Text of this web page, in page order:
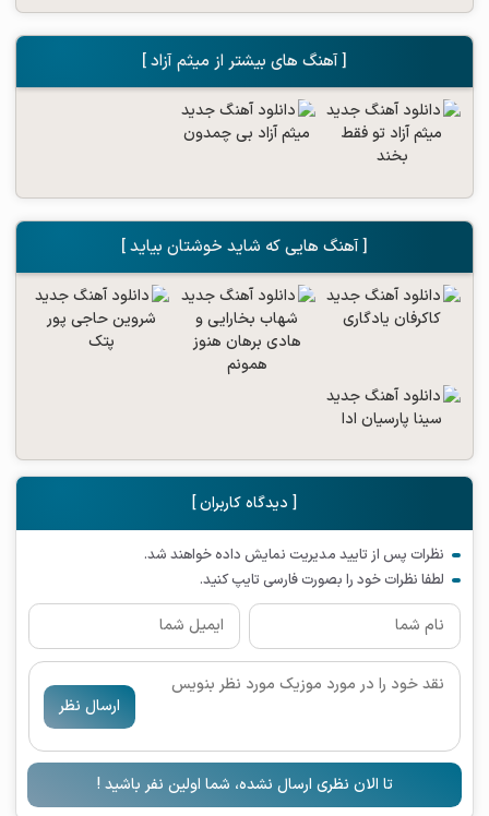
[ آهنگ های بیشتر از میثم آزاد ]
[ آهنگ هایی که شاید خوشتان بیاید ]
[ دیدگاه کاربران ]
نظرات پس از تایید مدیریت نمایش داده خواهند شد.
لطفا نظرات خود را بصورت فارسی تایپ کنید.
ارسال نظر
تا الان نظری ارسال نشده، شما اولین نفر باشید !